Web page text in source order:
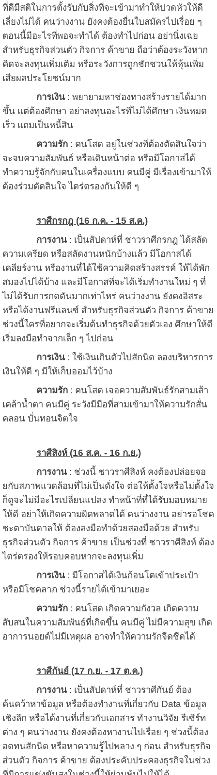
ที่ดีมีสติในการตั้งรับกับสิ่งที่จะเข้ามาทำให้ปวดหัวให้ดี
เลี่ยงไม่ได้ คนว่างงาน ยังคงต้องยื่นใบสมัครไปเรื่อย ๆ
ตอนนี้มีอะไรที่พอจะทำได้ ต้องทำไปก่อน อย่านิ่งเฉย
สำหรับธุรกิจส่วนตัว กิจการ ค้าขาย ถือว่าต้องระวังหาก
คิดจะลงทุนเพิ่มเติม หรือระวังการถูกชักชวนให้หุ้นเพิ่ม
เสียผลประโยชน์มาก
การเงิน: พยายามหาช่องทางสร้างรายได้มาก
ขึ้น แต่ต้องศึกษา อย่าลงทุนอะไรที่ไม่ได้ศึกษา เงินหมด
เร็ว แถมเป็นหนี้สิน
ความรัก: คนโสด อยู่ในช่วงที่ต้องตัดสินใจว่า
จะจบความสัมพันธ์ หรือเดินหน้าต่อ หรือมีโอกาสได้
ทำความรู้จักกับคนในเครื่องแบบ คนมีคู่ มีเรื่องเข้ามาให้
ต้องร่วมตัดสินใจ ไตร่ตรองกันให้ดี ๆ
ราศีกรกฎ (16 ก.ค. - 15 ส.ค.)
การงาน: เป็นสัปดาห์ที่ ชาวราศีกรกฎ ได้สลัด
ความเครียด หรือสลัดงานหนักบ้างแล้ว มีโอกาสได้
เคลียร์งาน หรืองานที่ได้ใช้ความคิดสร้างสรรค์ ให้ได้พัก
สมองไปได้บ้าง และมีโอกาสที่จะได้เริ่มทำงานใหม่ ๆ ที่
ไม่ได้รับการกดดันมากเท่าไหร่ คนว่างงาน ยังคงอิสระ
หรือได้งานฟรีแลนซ์ สำหรับธุรกิจส่วนตัว กิจการ ค้าขาย
ช่วงนี้ใครที่อยากจะเริ่มต้นทำธุรกิจด้วยตัวเอง ศึกษาให้ดี
เริ่มลงมือทำจากเล็ก ๆ ไปก่อน
การเงิน: ใช้เงินเกินตัวไปสักนิด ลองบริหารการ
เงินให้ดี ๆ มีให้เก็บออมไว้บ้าง
ความรัก: คนโสด เจอความสัมพันธ์รักสามเส้า
เคล้าน้ำตา คนมีคู่ ระวังมีมือที่สามเข้ามาให้ความรักสั่น
คลอน บั่นทอนจิตใจ
ราศีสิงห์ (16 ส.ค. - 16 ก.ย.)
การงาน: ช่วงนี้ ชาวราศีสิงห์ คงต้องปล่อยจอ
ยกับสภาพแวดล้อมที่ไม่เป็นดั่งใจ ต่อให้ตั้งใจหรือไม่ตั้งใจ
ก็ดูจะไม่มีอะไรเปลี่ยนแปลง ทำหน้าที่ที่ได้รับมอบหมาย
ให้ดี อย่าให้เกิดความผิดพลาดได้ คนว่างงาน อย่ารอโชค
ชะตาบันดาลให้ ต้องลงมือทำด้วยสองมือด้วย สำหรับ
ธุรกิจส่วนตัว กิจการ ค้าขาย เป็นช่วงที่ ชาวราศีสิงห์ ต้อง
ไตร่ตรองให้รอบคอบหากจะลงทุนเพิ่ม
การเงิน: มีโอกาสได้เงินก้อนโตเข้าประเป๋า
หรือมีโชคลาภ ช่วงนี้รายได้เข้ามาเยอะ
ความรัก: คนโสด เกิดความกังวล เกิดความ
สับสนในความสัมพันธ์ที่เกิดขึ้น คนมีคู่ ไม่มีความสุข เกิด
อาการนอยด์ไม่มีเหตุผล อาจทำให้ความรักจืดชืดได้
ราศีกันย์ (17 ก.ย. - 17 ต.ค.)
การงาน: เป็นสัปดาห์ที่ ชาวราศีกันย์ ต้อง
ค้นคว้าหาข้อมูล หรือต้องทำงานที่เกี่ยวกับ Data ข้อมูล
เชิงลึก หรือได้งานที่เกี่ยวกับเอกสาร ทำงานวิจัย รีเซิร์ท
ต่าง ๆ คนว่างงาน ยังคงต้องหางานไปเรื่อย ๆ ช่วงนี้ต้อง
อดทนสักนิด หรือหาความรู้ไปพลาง ๆ ก่อน สำหรับธุรกิจ
ส่วนตัว กิจการ ค้าขาย ต้องประคับประคองธุรกิจในช่วง